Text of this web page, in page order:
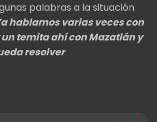
palabras a la situación
hablamos varias veces con
temita ahí con Mazatlán y
resolver